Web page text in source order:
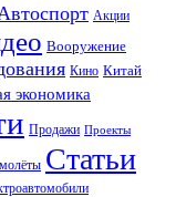
Акции
Вооружение
Кино Китай
экономика
Продажи Проекты
Статьи